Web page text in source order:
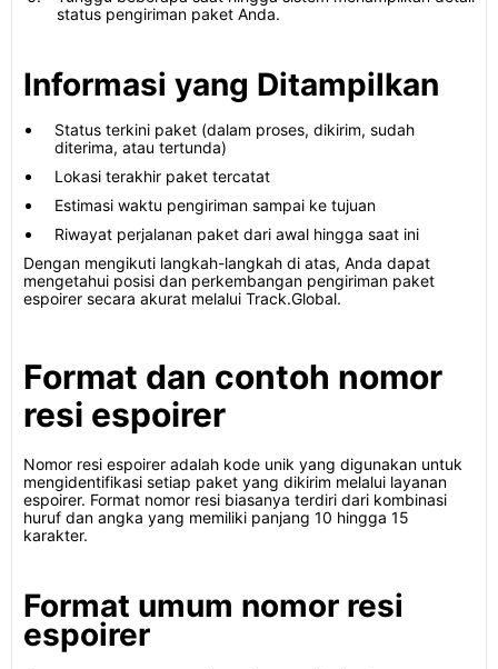
status pengiriman paket Anda.
Informasi yang Ditampilkan
Status terkini paket (dalam proses, dikirim, sudah
diterima, atau tertunda)
Lokasi terakhir paket tercatat
Estimasi waktu pengiriman sampai ke tujuan
Riwayat perjalanan paket dari awal hingga saat ini
Dengan mengikuti langkah-langkah di atas, Anda dapat
mengetahui posisi dan perkembangan pengiriman paket
espoirer secara akurat melalui Track.Global.
Format dan contoh nomor
resi espoirer
Nomor resi espoirer adalah kode unik yang digunakan untuk
mengidentifikasi setiap paket yang dikirim melalui layanan
espoirer. Format nomor resi biasanya terdiri dari kombinasi
huruf dan angka yang memiliki panjang 10 hingga 15
karakter.
Format umum nomor resi
espoirer